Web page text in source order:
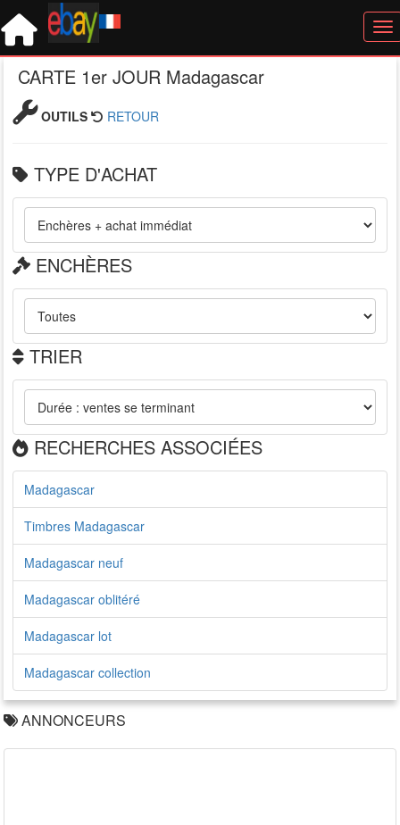
CARTE 1er JOUR Madagascar
OUTILS RETOUR
TYPE D'ACHAT
ENCHÈRES
TRIER
RECHERCHES ASSOCIÉES
Madagascar
Timbres Madagascar
Madagascar neuf
Madagascar oblitéré
Madagascar lot
Madagascar collection
ANNONCEURS